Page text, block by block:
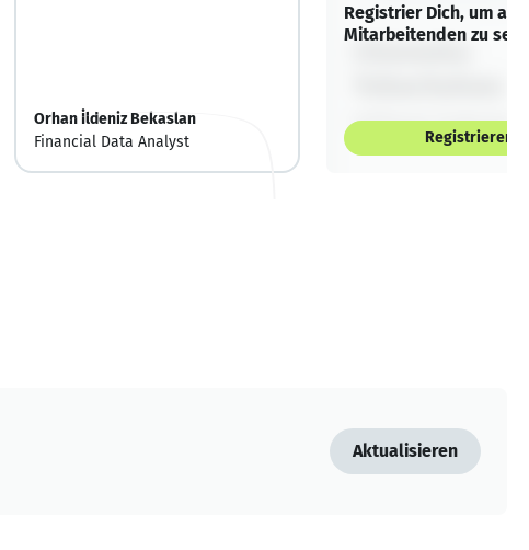
Orhan İldeniz Bekaslan
Financial Data Analyst
Registrier Dich, um alle
Mitarbeitenden zu
Registrieren
Aktualisieren